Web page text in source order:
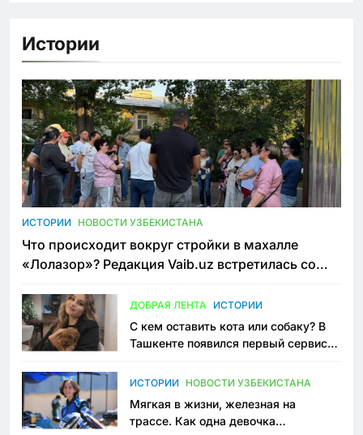
Истории
ИСТОРИИ НОВОСТИ УЗБЕКИСТАНА
Что происходит вокруг стройки в махалле
«Лолазор»? Редакция Vaib.uz встретилась со
ДОБРАЯ ЛЕНТА ИСТОРИИ
С кем оставить кота или собаку? В
Ташкенте появился первый сервис
ИСТОРИИ НОВОСТИ УЗБЕКИСТАНА
Мягкая в жизни, железная на
трассе. Как одна девочка